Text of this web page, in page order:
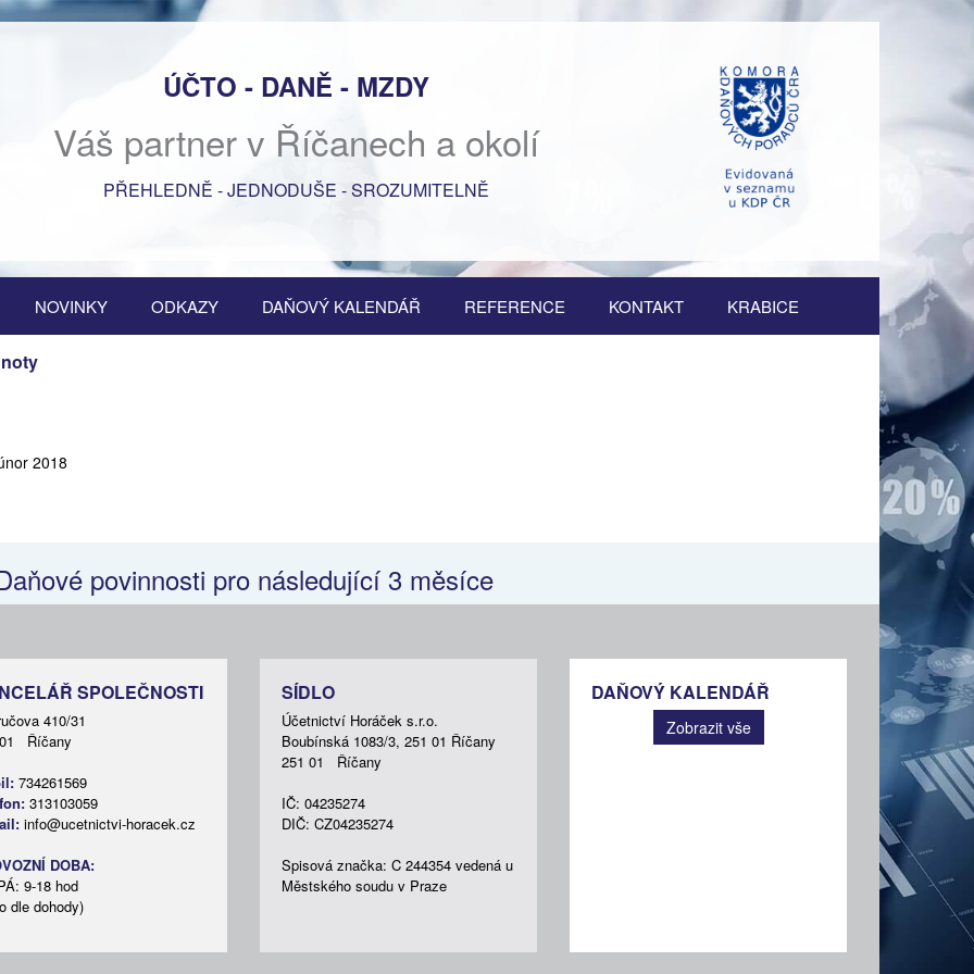
ÚČTO - DANĚ - MZDY
Váš partner v Říčanech a okolí
PŘEHLEDNĚ - JEDNODUŠE - SROZUMITELNĚ
NOVINKY ODKAZY DAŇOVÝ KALENDÁŘ REFERENCE KONTAKT KRABICE
2018
povinnosti pro následující 3 měsíce
SPOLEČNOSTI
410/31
Říčany
734261569
313103059
info@ucetnictvi-horacek.cz
DOBA:
9-18 hod
dle dohody)
SÍDLO
Účetnictví Horáček s.r.o.
Boubínská 1083/3, 251 01 Říčany
251 01 Říčany
IČ: 04235274
DIČ: CZ04235274
Spisová značka: C 244354 vedená u
Městského soudu v Praze
DAŇOVÝ KALENDÁŘ
Zobrazit vše